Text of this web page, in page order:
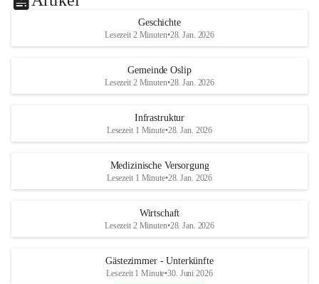
Geschichte
Lesezeit 2 Minuten•28. Jan. 2026
Gemeinde Oslip
Lesezeit 2 Minuten•28. Jan. 2026
Infrastruktur
Lesezeit 1 Minute•28. Jan. 2026
Medizinische Versorgung
Lesezeit 1 Minute•28. Jan. 2026
Wirtschaft
Lesezeit 2 Minuten•28. Jan. 2026
Gästezimmer - Unterkünfte
Lesezeit 1 Minute•30. Juni 2026